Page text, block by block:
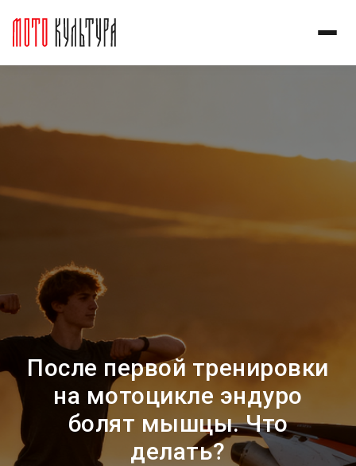
После первой тренировки
на мотоцикле эндуро
болят мышцы. Что
делать?